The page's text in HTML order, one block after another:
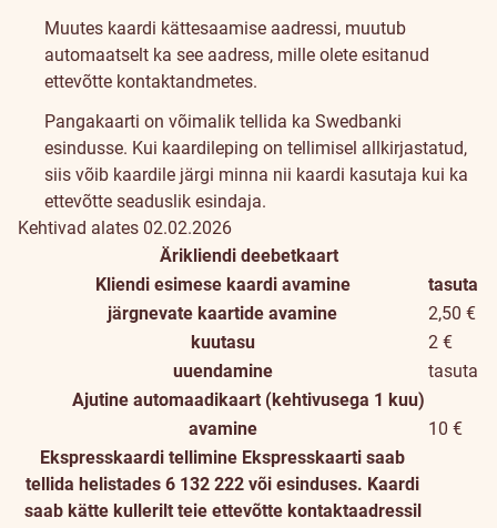
Muutes kaardi kättesaamise aadressi, muutub
automaatselt ka see aadress, mille olete esitanud
ettevõtte kontaktandmetes.
Pangakaarti on võimalik tellida ka Swedbanki
esindusse. Kui kaardileping on tellimisel allkirjastatud,
siis võib kaardile järgi minna nii kaardi kasutaja kui ka
ettevõtte seaduslik esindaja.
Kehtivad alates 02.02.2026
Ärikliendi deebetkaart
Kliendi esimese kaardi avamine
tasuta
järgnevate kaartide avamine
2,50 €
kuutasu
2 €
uuendamine
tasuta
Ajutine automaadikaart (kehtivusega 1 kuu)
avamine
10 €
Ekspresskaardi tellimine Ekspresskaarti saab
tellida helistades 6 132 222 või esinduses. Kaardi
saab kätte kullerilt teie ettevõtte kontaktaadressil